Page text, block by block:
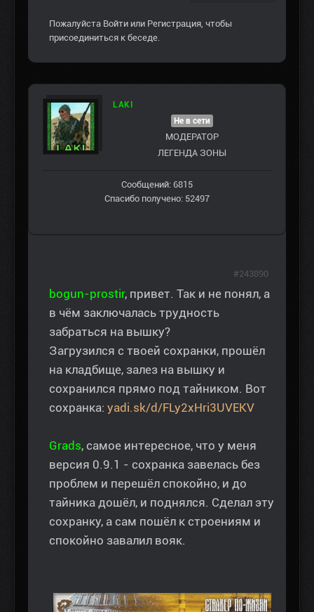
Пожалуйста Войти или Регистрация, чтобы
присоединиться к беседе.
LAKI
Не в сети
МОДЕРАТОР
ЛЕГЕНДА ЗОНЫ
Сообщений: 6815
Спасибо получено: 52497
bogun-prostir, привет. Так и не понял, а
в чём заключалась трудность
забраться на вышку?
Загрузился с твоей сохранки, прошёл
на кладбище, залез на вышку и
сохранился прямо под тайником. Вот
сохранка: yadi.sk/d/FLy2xHri3UVEKV
Grads, самое интересное, что у меня
версия 0.9.1 - сохранка завелась без
проблем и перешёл спокойно, и до
тайника дошёл, и поднялся. Сделал эту
сохранку, а сам пошёл к строениям и
спокойно завалил вояк.
#243890